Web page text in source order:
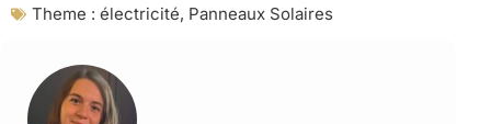
Theme : électricité, Panneaux Solaires